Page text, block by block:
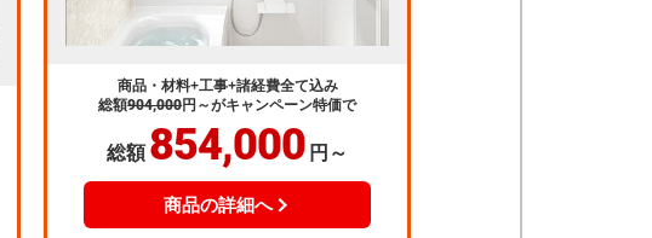
商品・材料+工事+諸経費全て込み
総額904,000円～がキャンペーン特価で
総額 854,000 円～
商品の詳細へ